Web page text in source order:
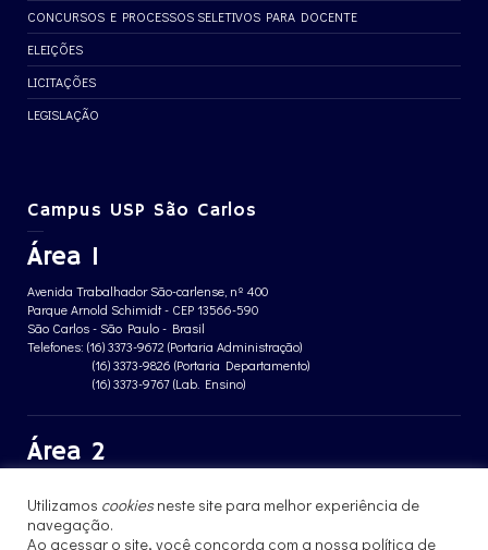
CONCURSOS E PROCESSOS SELETIVOS PARA DOCENTE
ELEIÇÕES
LICITAÇÕES
LEGISLAÇÃO
Campus USP São Carlos
Área 1
Avenida Trabalhador São-carlense, nº 400
Parque Arnold Schimidt - CEP 13566-590
São Carlos - São Paulo - Brasil
Telefones: (16) 3373-9672 (Portaria Administração)
(16) 3373-9826 (Portaria Departamento)
(16) 3373-9767 (Lab. Ensino)
Área 2
Jardim Santa Angelina - CEP 13563-120
São Carlos - São Paulo - Brasil
Telefone: (16) 3373-8068 (Portaria prédio CFBio)
Utilizamos cookiesneste site para melhor experiência de
navegação.
Ao acessar o site, você concorda com a nossa política de